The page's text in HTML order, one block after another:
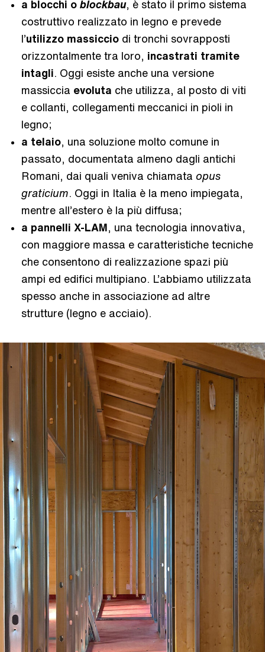
a blocchi o blockbau, è stato il primo sistema
costruttivo realizzato in legno e prevede
l’utilizzo massiccio di tronchi sovrapposti
orizzontalmente tra loro,
incastrati tramite
intagli . Oggi esiste anche una versione
massiccia evoluta che utilizza, al posto di viti
e collanti, collegamenti meccanici in pioli in
legno;
a telaio , una soluzione molto comune in
passato, documentata almeno dagli antichi
Romani, dai quali veniva chiamata opus
graticium . Oggi in Italia è la meno impiegata,
mentre all’estero è la più diffusa;
a pannelli X-LAM , una tecnologia innovativa,
con maggiore massa e caratteristiche tecniche
che consentono di realizzazione spazi più
ampi ed edifici multipiano. L’abbiamo utilizzata
spesso anche in associazione ad altre
strutture (legno e acciaio).